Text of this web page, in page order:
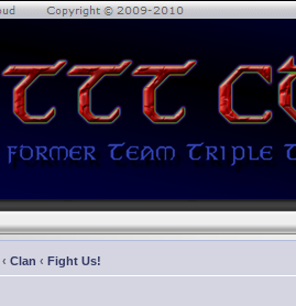
‹ Clan ‹ Fight Us!